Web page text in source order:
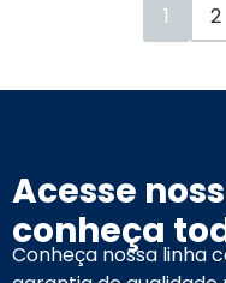
1 2
Acesse
conheça
Conheça nossa linha